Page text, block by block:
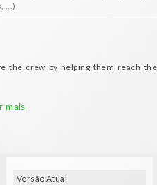
...)
the crew by helping them reach the
the sea with the help of the wreck
mais
Versão Atual